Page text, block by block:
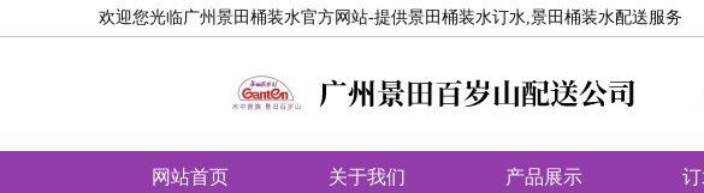
欢迎您光临广州景田桶装水官方网站-提供景田桶装水订水,景田桶装水配送服务
网站首页 关于我们 产品展示